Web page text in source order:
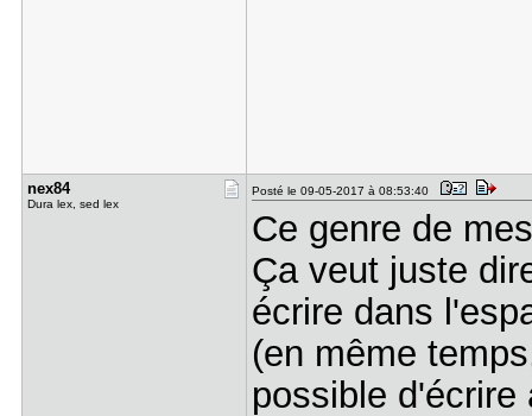
nex84
Dura lex, sed lex
Posté le 09-05-2017 à 08:53:40
Ce genre de
Ça veut juste
écrire dans
(en même
possible d'écrire